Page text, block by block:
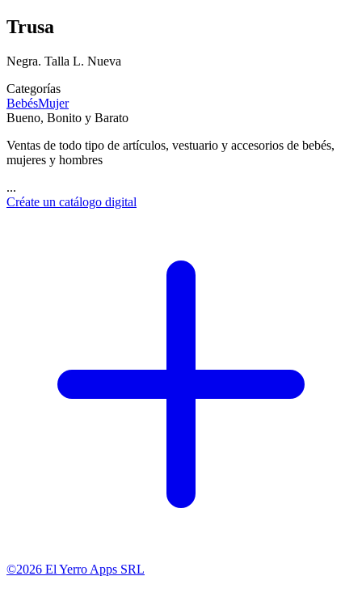
Trusa
Negra. Talla L. Nueva
Categorías
BebésMujer
Bueno, Bonito y Barato
Ventas de todo tipo de artículos, vestuario y accesorios de bebés,
mujeres y hombres
...
Créate un catálogo digital
©2026 El Yerro Apps SRL